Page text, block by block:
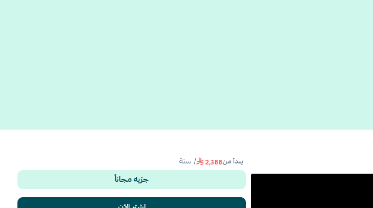
يبدأ من2٬388 / سنة
جرّبه مجاناً